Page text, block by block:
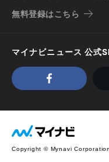
無料登録はこちら
マイナビニュース 公式
Copyright © Mynavi Corporation